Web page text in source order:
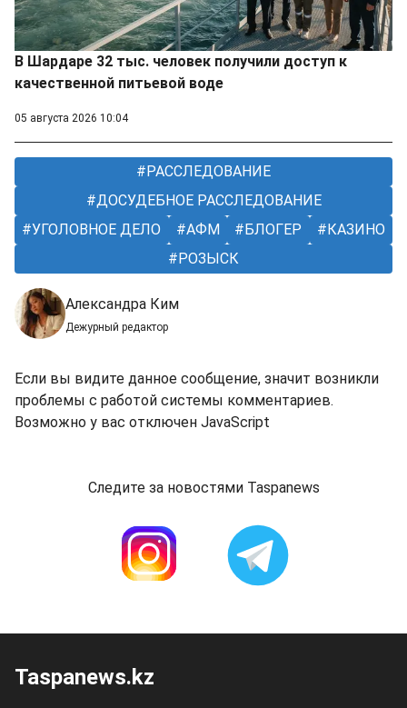
В Шардаре 32 тыс. человек получили доступ к
качественной питьевой воде
05 августа 2026 10:04
РАССЛЕДОВАНИЕ
ДОСУДЕБНОЕ РАССЛЕДОВАНИЕ
УГОЛОВНОЕ ДЕЛО
АФМ БЛОГЕР
КАЗИНО
РОЗЫСК
Александра Ким
Дежурный редактор
Если вы видите данное сообщение, значит возникли
проблемы с работой системы комментариев.
Возможно у вас отключен JavaScript
Следите за новостями Taspanews
Taspanews.kz